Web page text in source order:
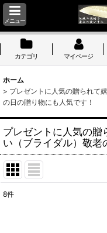
メニュー
カテゴリ マイページ
ホーム
> プレゼントに人気の贈られ
の日の贈り物にも人気です！
プレゼントに人気の
い（ブライダル）敬老
8件